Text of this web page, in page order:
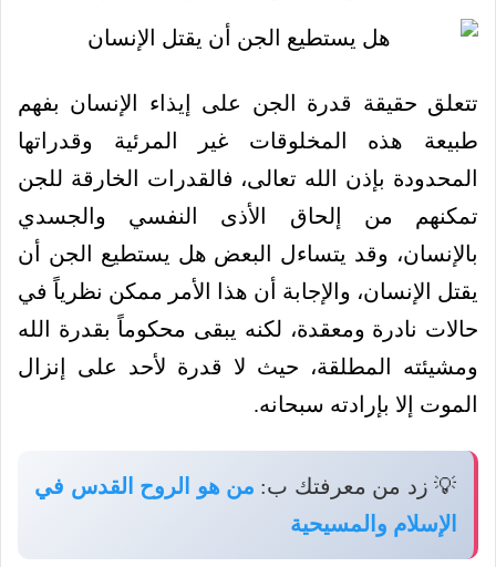
تتعلق حقيقة قدرة الجن على إيذاء الإنسان بفهم
طبيعة هذه المخلوقات غير المرئية وقدراتها
المحدودة بإذن الله تعالى، فالقدرات الخارقة للجن
تمكنهم من إلحاق الأذى النفسي والجسدي
بالإنسان، وقد يتساءل البعض هل يستطيع الجن أن
يقتل الإنسان، والإجابة أن هذا الأمر ممكن نظرياً في
حالات نادرة ومعقدة، لكنه يبقى محكوماً بقدرة الله
ومشيئته المطلقة، حيث لا قدرة لأحد على إنزال
الموت إلا بإرادته سبحانه.
💡 زد من معرفتك ب: من هو الروح القدس في
الإسلام والمسيحية